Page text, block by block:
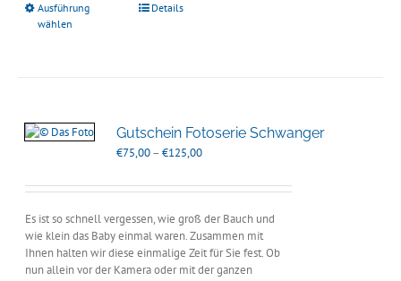
Ausführung
wählen
Details
Gutschein Fotoserie Schwanger
€75,00–€125,00Preisspanne:
bis
Es ist so schnell vergessen, wie groß der Bauch und
wie klein das Baby einmal waren. Zusammen mit
Ihnen halten wir diese einmalige Zeit für Sie fest. Ob
nun allein vor der Kamera oder mit der ganzen